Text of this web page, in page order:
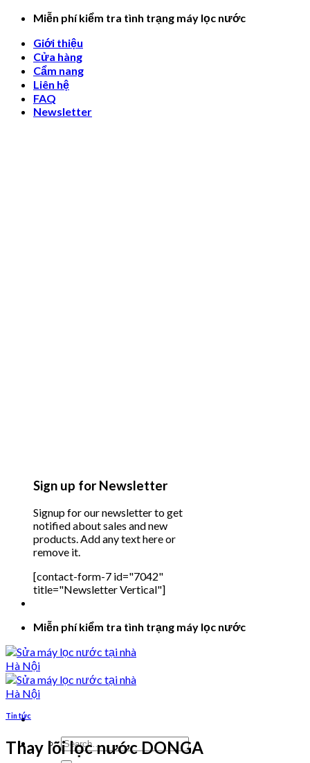
Skip
content
Miễn phí kiểm tra tình trạng máy lọc nước
Giới thiệu
Cửa hàng
Cẩm nang
Liên hệ
FAQ
Newsletter
Sign up for Newsletter
Signup for our newsletter to get
notified about sales and new
products. Add any text here or
remove it.
[contact-form-7 id="7042"
title="Newsletter Vertical"]
Miễn phí kiểm tra tình trạng máy lọc nước
Search
for:
Tin tức
Thay lõi lọc nước DONGA